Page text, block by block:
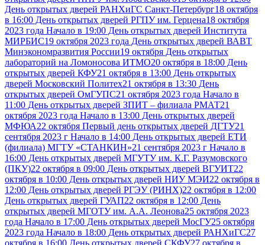
День открытых дверей РАНХиГС Санкт-Петербург18 октября
в 16:00 День открытых дверей РГПУ им. Герцена18 октября
2023 года Начало в 19:00 День открытых дверей Института
МИРБИС19 октября 2023 года День открытых дверей ВАВТ
Минэкономразвития России19 октября День открытых
лабораторий на Ломоносова ИТМО20 октября в 18:00 День
открытых дверей КФУ21 октября в 13:00 День открытых
дверей Московский Политех21 октября в 13:30 День
открытых дверей ОмГУПС21 октября 2023 года Начало в
11:00 День открытых дверей ЗПИТ – филиала РМАТ21
октября 2023 года Начало в 13:00 День открытых дверей
МФЮА22 октября Первый день открытых дверей ДГТУ21
сентября 2023 г Начало в 14:00 День открытых дверей ЕТИ
(филиала) МГТУ «СТАНКИН»21 сентября 2023 г Начало в
16:00 День открытых дверей МГУТУ им. К.Г. Разумовского
(ПКУ)22 октября в 09:00 День открытых дверей ВГУИТ22
октября в 10:00 День открытых дверей НИУ МЭИ22 октября в
12:00 День открытых дверей РГЭУ (РИНХ)22 октября в 12:00
День открытых дверей ГУАП22 октября в 12:00 День
открытых дверей МГОТУ им. А.А. Леонова25 октября 2023
года Начало в 17:00 День открытых дверей МосГУ25 октября
2023 года Начало в 18:00 День открытых дверей РАНХиГС27
октября в 16:00 День открытых дверей СКФУ27 октября в